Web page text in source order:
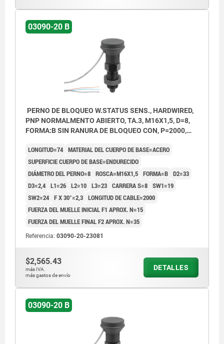
03090-20 B
PERNO DE BLOQUEO W.STATUS SENS., HARDWIRED,
PNP NORMALMENTO ABIERTO, TA.3, M16X1,5, D=8,
FORMA:B SIN RANURA DE BLOQUEO CON, P=2000,
ANTRACITA RAL7021
LONGITUD=74 MATERIAL DEL CUERPO DE BASE=ACERO
SUPERFICIE CUERPO DE BASE=ENDURECIDO
DIÁMETRO DEL PERNO=8 ROSCA=M16X1,5 FORMA=B D2=33
D3=2,4 L1=26 L2=10 L3=23 CARRERA S=8 SW1=19
SW2=24 F X 30°=2,3 LONGITUD DE CABLE=2000
FUERZA DEL MUELLE INICIAL F1 APROX. N=15
FUERZA DEL MUELLE FINAL F2 APROX. N=35
Referencia: 03090-20-23081
$2,565.43
más IVA.
más gastos de envío
DETALLES
03090-20 B